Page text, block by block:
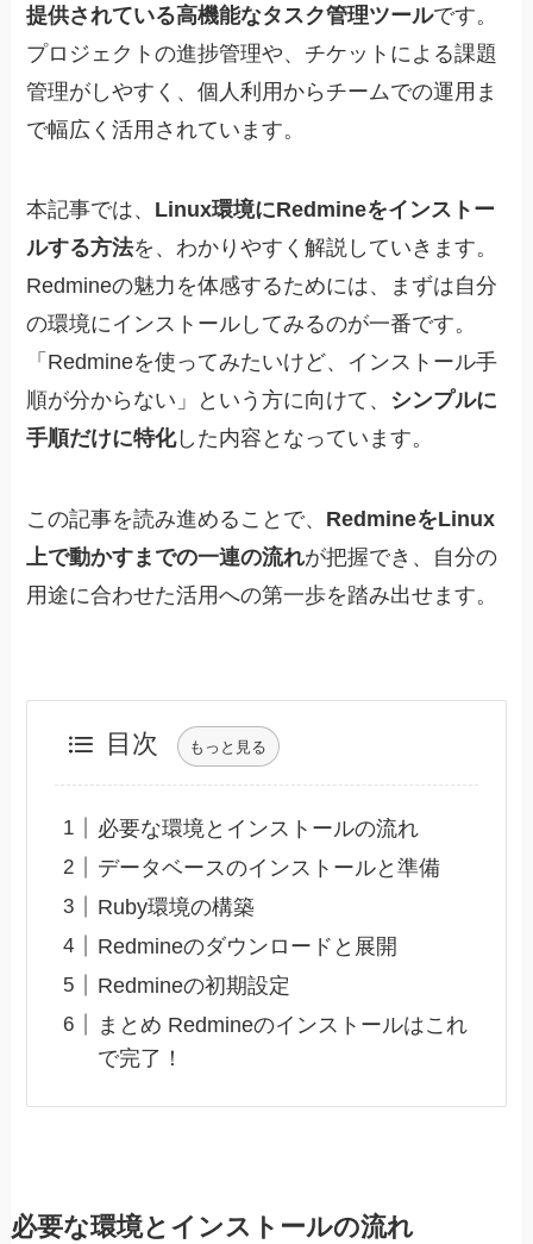
提供されている高機能なタスク管理ツールです。
プロジェクトの進捗管理や、チケットによる課題
管理がしやすく、個人利用からチームでの運用ま
で幅広く活用されています。
本記事では、 Linux環境にRedmineをインストー
ルする方法を、わかりやすく解説していきます。
Redmineの魅力を体感するためには、まずは自分
の環境にインストールしてみるのが一番です。
「Redmineを使ってみたいけど、インストール手
順が分からない」という方に向けて、 シンプルに
手順だけに特化した内容となっています。
この記事を読み進めることで、 RedmineをLinux
上で動かすまでの一連の流れが把握でき、自分の
用途に合わせた活用への第一歩を踏み出せます。
目次 もっと見る
必要な環境とインストールの流れ
データベースのインストールと準備
Ruby環境の構築
Redmineのダウンロードと展開
Redmineの初期設定
まとめ Redmineのインストールはこれ
で完了！
必要な環境とインストールの流れ